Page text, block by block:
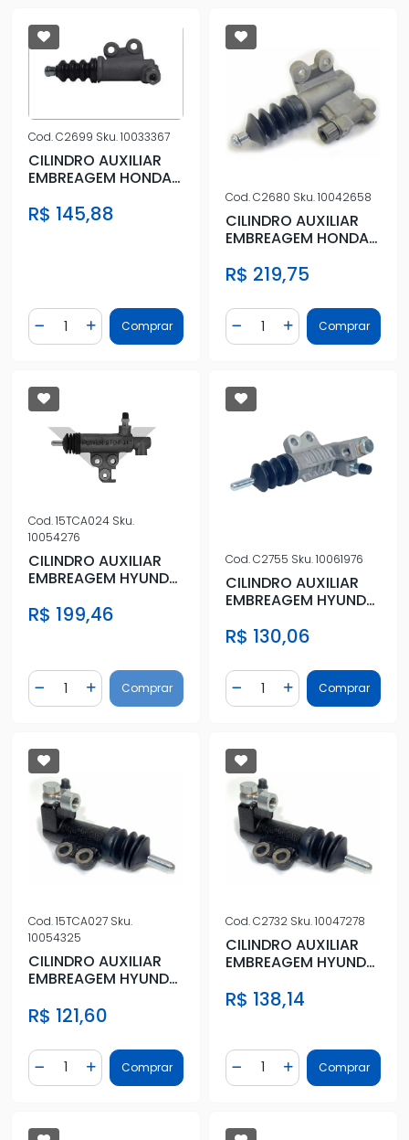
Cod.C2699 Sku.10033367
CILINDRO AUXILIAR
EMBREAGEM HONDA
R$ 145,88
Diminuir Quantidade
Quantidade
Adicionar Quantidade
Comprar
Cod.C2680 Sku.10042658
CILINDRO AUXILIAR
EMBREAGEM HONDA
2016
R$ 219,75
Diminuir Quantidade
Quantidade
AdicionarComprar
Cod.15TCA024 Sku.
10054276
CILINDRO AUXILIAR
EMBREAGEM HYUNDAI
2019
R$ 199,46
Diminuir Quantidade
Quantidade
Adicionar Quantidade
Comprar
Cod.C2755 Sku.10061976
CILINDRO AUXILIAR
EMBREAGEM HYUNDAI
2019
R$ 130,06
Diminuir Quantidade
Quantidade
AdicionarComprar
Cod.15TCA027 Sku.
10054325
CILINDRO AUXILIAR
EMBREAGEM HYUNDAI
2015
R$ 121,60
Diminuir Quantidade
Quantidade
Adicionar Quantidade
Comprar
Cod.C2732 Sku.10047278
CILINDRO AUXILIAR
EMBREAGEM HYUNDAI
2015
R$ 138,14
Diminuir Quantidade
Quantidade
AdicionarComprar